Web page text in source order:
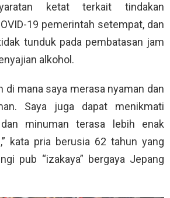
ketat terkait tindakan
19 pemerintah setempat, dan
tunduk pada pembatasan jam
alkohol.
di mana saya merasa nyaman dan
Saya juga dapat menikmati
minuman terasa lebih enak
kata pria berusia 62 tahun yang
pub “izakaya” bergaya Jepang